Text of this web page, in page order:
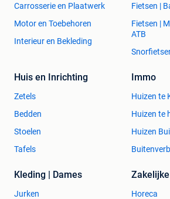
Carrosserie en Plaatwerk
Motor en Toebehoren
Interieur en Bekleding
Fietsen |
Fietsen |
ATB
Huis en Inrichting
Zetels
Bedden
Stoelen
Tafels
Immo
Huizen te
Huizen te
Huizen
Kleding | Dames
Jurken
Horeca